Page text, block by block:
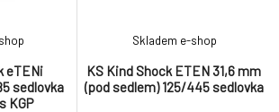
eTENi
sedlovka
KGP
KS Kind Shock ETEN 31,6 mm
(pod sedlem) 125/445 sedlovka
Skladem e-shop